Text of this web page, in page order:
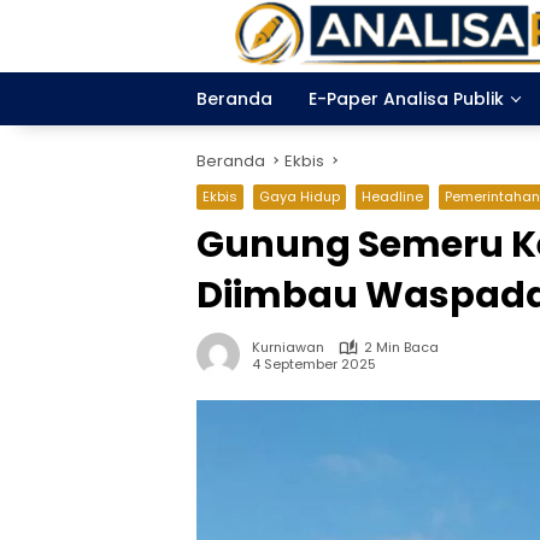
Beranda
E-Paper Analisa Publik
Beranda Ekbis
Ekbis Gaya Hidup Headline Pemerintahan
Gunung Semeru
Diimbau
Kurniawan
2 Min Baca
4 September 2025